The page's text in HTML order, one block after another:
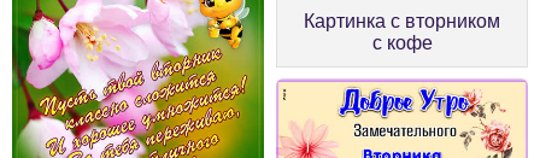
Картинка с вторником
с кофе